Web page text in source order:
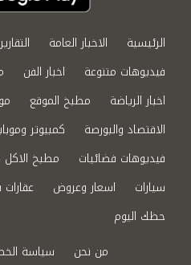
الرئيسية الاخبار العامة
فيديوهات متنوعة
اخبار الفن
اخبار الرياضة
مطبخ الموقع
الاقتصاد والبورصة
كمبيوتر
فيديوهات فضائيات
مطبخ
سيارات
اسعار وعروض
حظك اليوم
من نحن
سياسة